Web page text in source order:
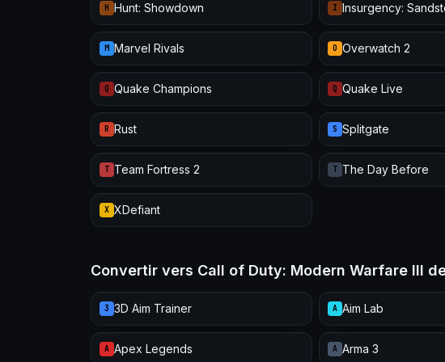
H Hunt: Showdown I Insurgency:
M Marvel Rivals O Overwatch 2
Q Quake Champions Q Quake Live
R Rust S Splitgate
T Team Fortress 2 T The Day Before
X XDefiant
Convertir vers Call of Duty: Modern Warfare III
3 3D Aim Trainer A Aim Lab
A Apex Legends A Arma 3